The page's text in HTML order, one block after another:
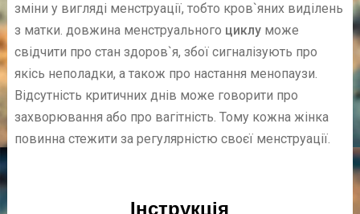
зміни у вигляді менструації, тобто кров`яних виділень
з матки. довжина менструального циклуможе
свідчити про стан здоров`я, збої сигналізують про
якісь неполадки, а також про настання менопаузи.
Відсутність критичних днів може говорити про
захворювання або про вагітність. Тому кожна жінка
повинна стежити за регулярністю своєї менструації.
Інструкція